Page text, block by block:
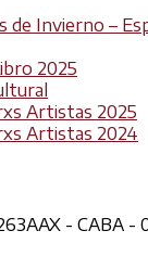
de Invierno –
2025
Artistas 2025
Artistas 2024
- CABA -